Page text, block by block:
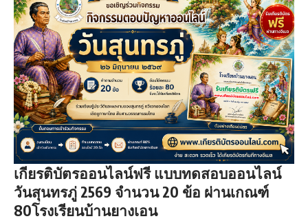
เกียรติบัตรออนไลน์ฟรี แบบทดสอบออนไลน์
วันสุนทรภู่ 2569 จำนวน 20 ข้อ ผ่านเกณฑ์
80โรงเรียนบ้านยางเอน